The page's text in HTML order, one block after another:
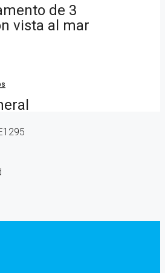
de 3
vista al mar